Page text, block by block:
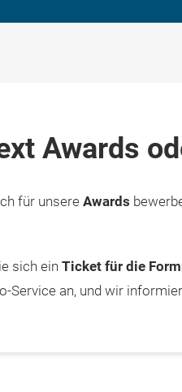
Awards
für unsere Awards
sich ein Ticket für die
Service an, und wir